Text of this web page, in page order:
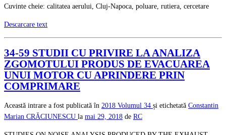
Cuvinte cheie: calitatea aerului, Cluj-Napoca, poluare, rutiera, cercetare
Descarcare text
34-59 STUDII CU PRIVIRE LA ANALIZA
ZGOMOTULUI PRODUS DE EVACUAREA
UNUI MOTOR CU APRINDERE PRIN
COMPRIMARE
Această intrare a fost publicată în 2018 Volumul 34 și etichetată Constantin
Marian CRĂCIUNESCU la mai 29, 2018 de RC